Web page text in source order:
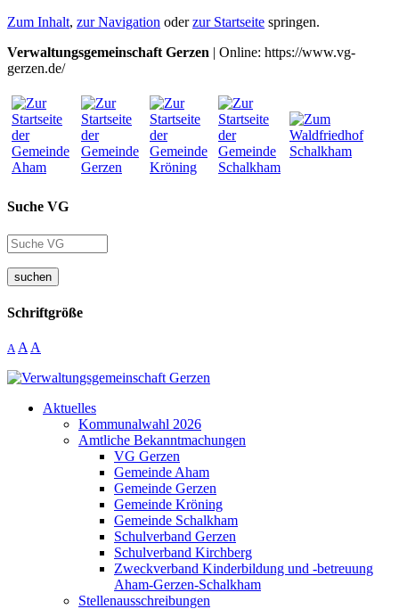
Zum Inhalt, zur Navigation oderzur Startseite springen.
Verwaltungsgemeinschaft Gerzen | Online: https://www.vg-
gerzen.de/
Suche VG
suchen
Schriftgröße
A A A
Aktuelles
Kommunalwahl 2026
Amtliche Bekanntmachungen
VG Gerzen
Gemeinde Aham
Gemeinde Gerzen
Gemeinde Kröning
Gemeinde Schalkham
Schulverband Gerzen
Schulverband Kirchberg
Zweckverband Kinderbildung und -betreuung
Aham-Gerzen-Schalkham
Stellenausschreibungen